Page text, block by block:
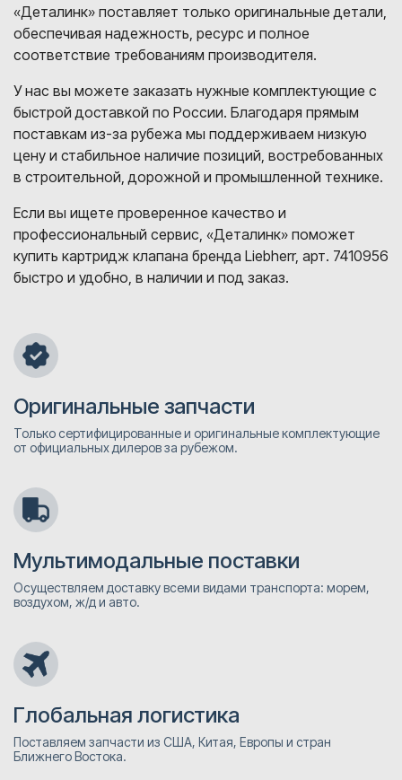
«Деталинк» поставляет только оригинальные детали,
обеспечивая надежность, ресурс и полное
соответствие требованиям производителя.
У нас вы можете заказать нужные комплектующие с
быстрой доставкой по России. Благодаря прямым
поставкам из-за рубежа мы поддерживаем низкую
цену и стабильное наличие позиций, востребованных
в строительной, дорожной и промышленной технике.
Если вы ищете проверенное качество и
профессиональный сервис, «Деталинк» поможет
купить картридж клапана бренда Liebherr, арт. 7410956
быстро и удобно, в наличии и под заказ.
Оригинальные запчасти
Только сертифицированные и оригинальные комплектующие
от официальных дилеров за рубежом.
Мультимодальные поставки
Осуществляем доставку всеми видами транспорта: морем,
воздухом, ж/д и авто.
Глобальная логистика
Поставляем запчасти из США, Китая, Европы и стран
Ближнего Востока.